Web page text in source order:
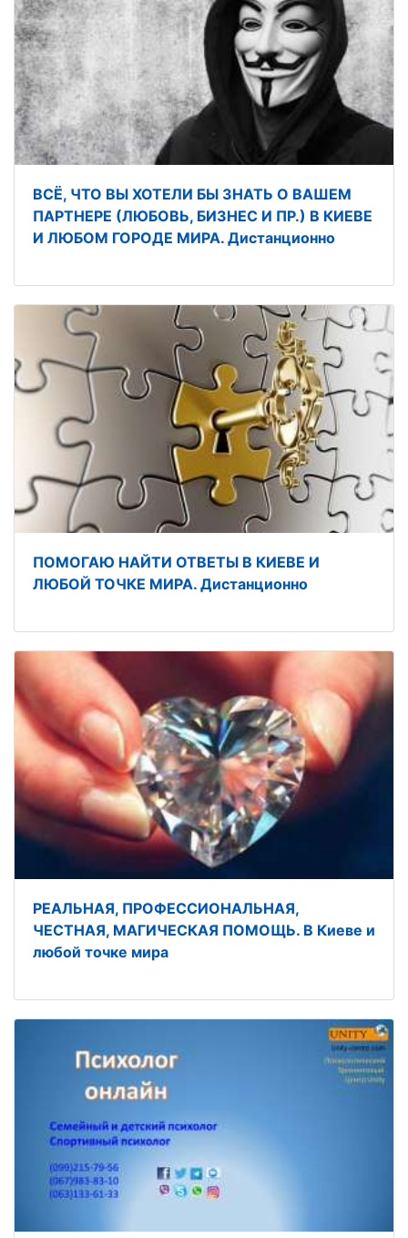
ВСЁ, ЧТО ВЫ ХОТЕЛИ БЫ ЗНАТЬ О ВАШЕМ
ПАРТНЕРЕ (ЛЮБОВЬ, БИЗНЕС И ПР.) В КИЕВЕ
И ЛЮБОМ ГОРОДЕ МИРА. Дистанционно
ПОМОГАЮ НАЙТИ ОТВЕТЫ В КИЕВЕ И
ЛЮБОЙ ТОЧКЕ МИРА. Дистанционно
РЕАЛЬНАЯ, ПРОФЕССИОНАЛЬНАЯ,
ЧЕСТНАЯ, МАГИЧЕСКАЯ ПОМОЩЬ. В Киеве и
любой точке мира